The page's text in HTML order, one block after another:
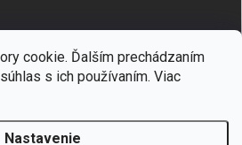
cookie. Ďalším prechádzaním
s ich používaním. Viac
Nastavenie